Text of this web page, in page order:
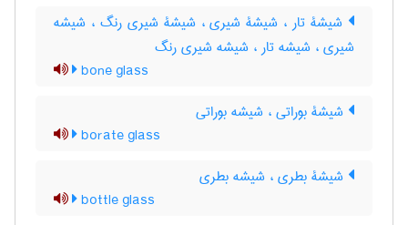
شیشۀ تار ، شیشۀ شیری ، شیشۀ شیری رنگ ، شیشه
شیری ، شیشه تار ، شیشه شیری رنگ
bone glass
شیشۀ بوراتی ، شیشه بوراتی
borate glass
شیشۀ بطری ، شیشه بطری
bottle glass